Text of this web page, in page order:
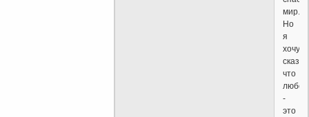
мир.
Но
я
хочу
что
-
это